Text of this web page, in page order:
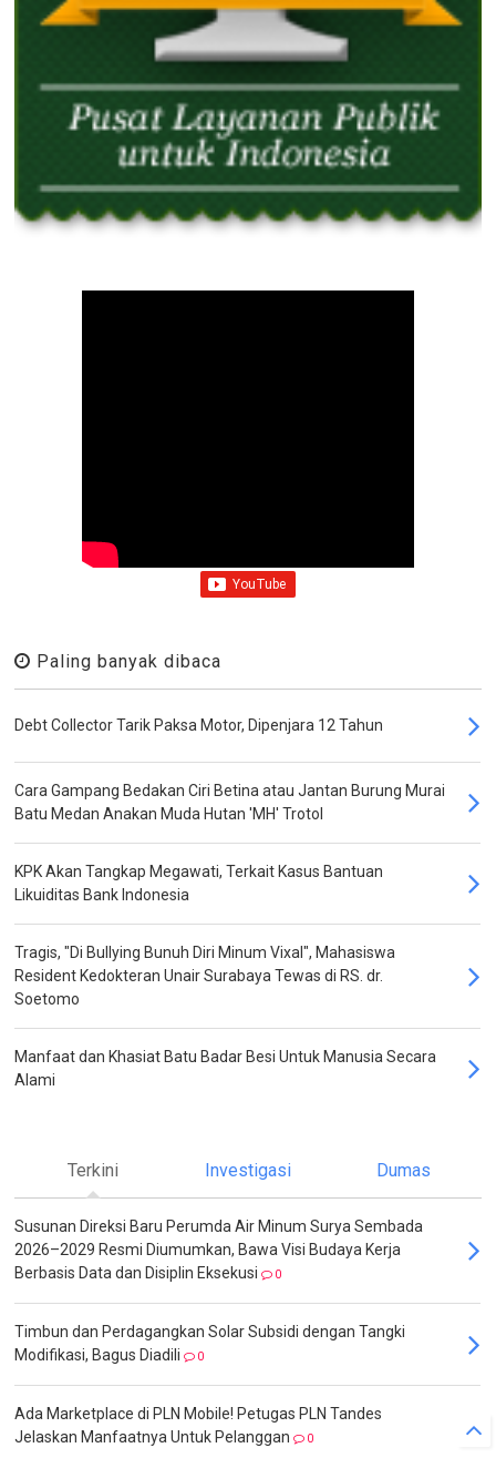
Paling banyak dibaca
Debt Collector Tarik Paksa Motor, Dipenjara 12 Tahun
Cara Gampang Bedakan Ciri Betina atau Jantan Burung Murai
Batu Medan Anakan Muda Hutan 'MH' Trotol
KPK Akan Tangkap Megawati, Terkait Kasus Bantuan
Likuiditas Bank Indonesia
Tragis, "Di Bullying Bunuh Diri Minum Vixal", Mahasiswa
Resident Kedokteran Unair Surabaya Tewas di RS. dr.
Soetomo
Manfaat dan Khasiat Batu Badar Besi Untuk Manusia Secara
Alami
Terkini Investigasi Dumas
Susunan Direksi Baru Perumda Air Minum Surya Sembada
2026–2029 Resmi Diumumkan, Bawa Visi Budaya Kerja
Berbasis Data dan Disiplin Eksekusi
0
Timbun dan Perdagangkan Solar Subsidi dengan Tangki
Modifikasi, Bagus Diadili
0
Ada Marketplace di PLN Mobile! Petugas PLN Tandes
Jelaskan Manfaatnya Untuk Pelanggan
0